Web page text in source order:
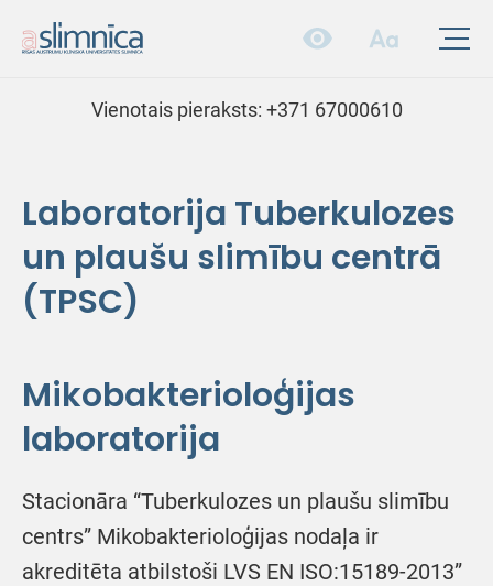
Vienotais pieraksts: +371 67000610
Laboratorija Tuberkulozes
un plaušu slimību centrā
(TPSC)
Mikobakterioloģijas
laboratorija
Stacionāra “Tuberkulozes un plaušu slimību
centrs” Mikobakterioloģijas nodaļa ir
akreditēta atbilstoši LVS EN ISO:15189-2013”